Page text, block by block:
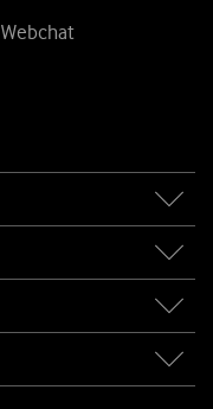
Webchat